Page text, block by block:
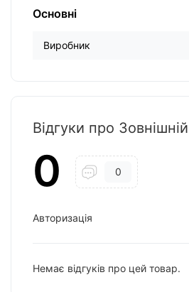
Основні
Виробник
Відгуки про
0 0
Авторизація
Немає відгуків про цей товар.